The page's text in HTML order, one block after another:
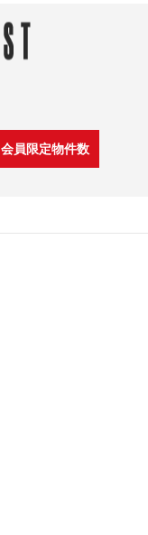
会員限定物件数